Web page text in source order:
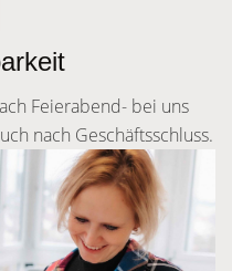
Feierabend- bei uns
nach Geschäftsschluss.